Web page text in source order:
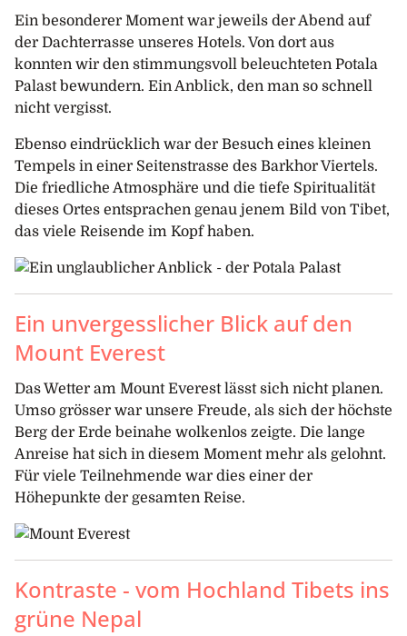
Ein besonderer Moment war jeweils der Abend auf
der Dachterrasse unseres Hotels. Von dort aus
konnten wir den stimmungsvoll beleuchteten Potala
Palast bewundern. Ein Anblick, den man so schnell
nicht vergisst.
Ebenso eindrücklich war der Besuch eines kleinen
Tempels in einer Seitenstrasse des Barkhor Viertels.
Die friedliche Atmosphäre und die tiefe Spiritualität
dieses Ortes entsprachen genau jenem Bild von Tibet,
das viele Reisende im Kopf haben.
Ein unvergesslicher Blick auf den
Mount Everest
Das Wetter am Mount Everest lässt sich nicht planen.
Umso grösser war unsere Freude, als sich der höchste
Berg der Erde beinahe wolkenlos zeigte. Die lange
Anreise hat sich in diesem Moment mehr als gelohnt.
Für viele Teilnehmende war dies einer der
Höhepunkte der gesamten Reise.
Kontraste - vom Hochland Tibets ins
grüne Nepal